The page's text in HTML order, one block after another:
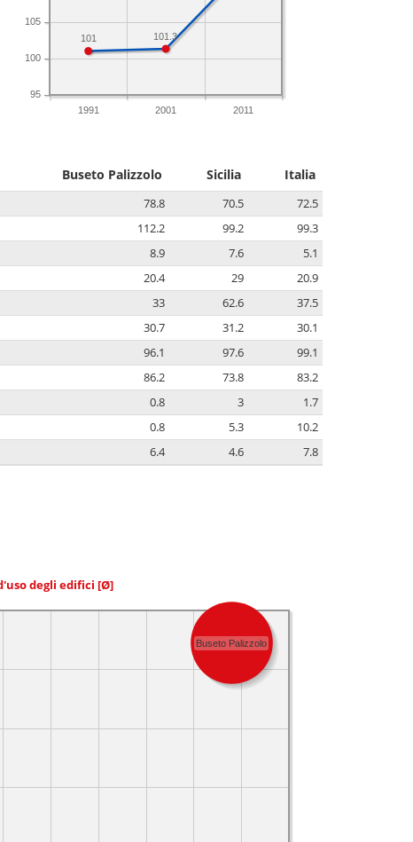
1991 2001 2011
95
100
105
101.3
101
Buseto Palizzolo Sicilia Italia
78.8 70.5
72.5
112.2 99.2
99.3
8.9 7.6
5.1
20.4 29
20.9
33 62.6
37.5
30.7 31.2
30.1
96.1 97.6
99.1
86.2 73.8
83.2
0.8 3
1.7
0.8 5.3
10.2
6.4 4.6 7.8
degli edifici [Ø]
Buseto Palizzolo